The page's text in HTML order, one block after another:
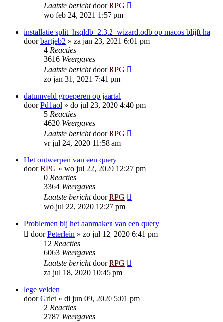
Laatste berichtdoorRPG
wo feb 24, 2021 1:57 pm
installatie split_hsqldb_2.3.2_wizard.odb op macos blijft ha
doorbartjeb2 » za jan 23, 2021 6:01 pm
4 Reacties
3616 Weergaves
Laatste berichtdoorRPG
zo jan 31, 2021 7:41 pm
datumveld groeperen op jaartal
doorPd1aol » do jul 23, 2020 4:40 pm
5 Reacties
4620 Weergaves
Laatste berichtdoorRPG
vr jul 24, 2020 11:58 am
Het ontwerpen van een query
doorRPG » wo jul 22, 2020 12:27 pm
0 Reacties
3364 Weergaves
Laatste berichtdoorRPG
wo jul 22, 2020 12:27 pm
Problemen bij het aanmaken van een query
doorPeterlein » zo jul 12, 2020 6:41 pm
12 Reacties
6063 Weergaves
Laatste berichtdoorRPG
za jul 18, 2020 10:45 pm
lege velden
doorGriet » di jun 09, 2020 5:01 pm
2 Reacties
2787 Weergaves